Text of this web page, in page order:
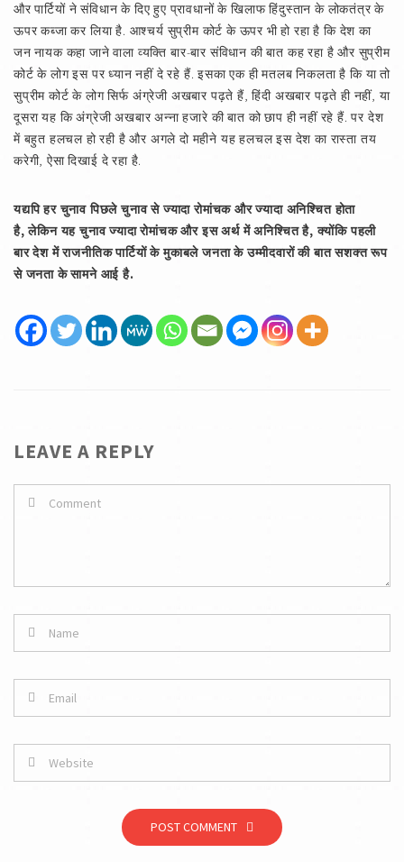
और पार्टियों ने संविधान के दिए हुए प्रावधानों के खिलाफ हिंदुस्तान के लोकतंत्र के
ऊपर कब्जा कर लिया है. आश्‍चर्य सुप्रीम कोर्ट के ऊपर भी हो रहा है कि देश का
जन नायक कहा जाने वाला व्यक्ति बार-बार संविधान की बात कह रहा है और सुप्रीम
कोर्ट के लोग इस पर ध्यान नहीं दे रहे हैं. इसका एक ही मतलब निकलता है कि या तो
सुप्रीम कोर्ट के लोग सिर्फ अंग्रेजी अखबार पढ़ते हैं, हिंदी अखबार पढ़ते ही नहीं, या
दूसरा यह कि अंग्रेजी अखबार अन्ना हजारे की बात को छाप ही नहीं रहे हैं. पर देश
में बहुत हलचल हो रही है और अगले दो महीने यह हलचल इस देश का रास्ता तय
करेगी, ऐसा दिखाई दे रहा है.
यद्यपि हर चुनाव पिछले चुनाव से ज्यादा रोमांचक और ज्यादा अनिश्‍चित होता
है,लेकिन यह चुनाव ज्यादा रोमांचक और इस अर्थ में अनिश्‍चित है,क्योंकि पहली
बार देश में राजनीतिक पार्टियों के मुकाबले जनता के उम्मीदवारों की बात सशक्त रूप
से जनता के सामने आई है.
LEAVE A REPLY
POST COMMENT